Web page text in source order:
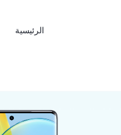
الرئيسية